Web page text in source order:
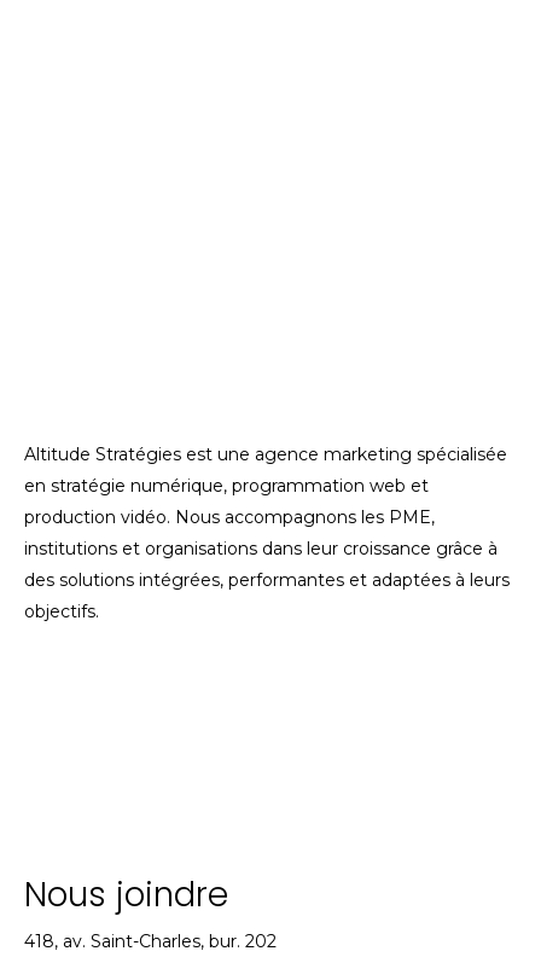
Altitude Stratégies est une agence marketing spécialisée
en stratégie numérique, programmation web et
production vidéo. Nous accompagnons les PME,
institutions et organisations dans leur croissance grâce à
des solutions intégrées, performantes et adaptées à leurs
objectifs.
Nous joindre
418, av. Saint-Charles, bur. 202